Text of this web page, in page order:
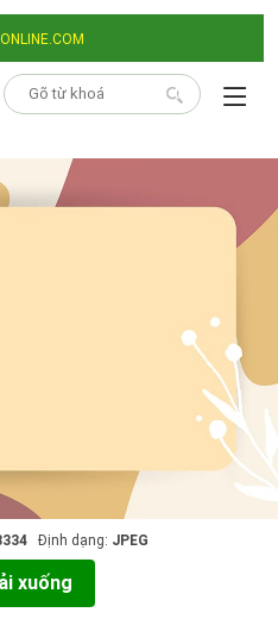
Định dạng: JPEG
xuống